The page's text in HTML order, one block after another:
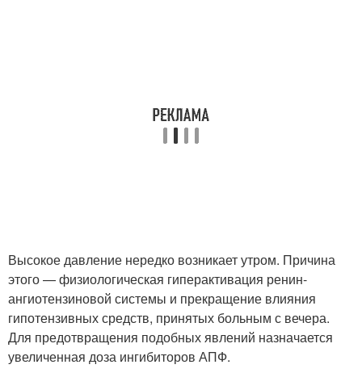
Высокое давление нередко возникает утром. Причина
этого — физиологическая гиперактивация ренин-
ангиотензиновой системы и прекращение влияния
гипотензивных средств, принятых больным с вечера.
Для предотвращения подобных явлений назначается
увеличенная доза ингибиторов АПФ.